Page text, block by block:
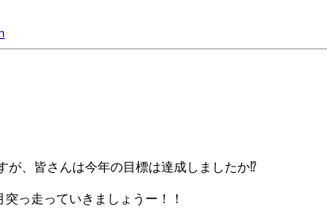
、皆さんは今年の目標は達成しましたか⁉
っ走っていきましょうー！！